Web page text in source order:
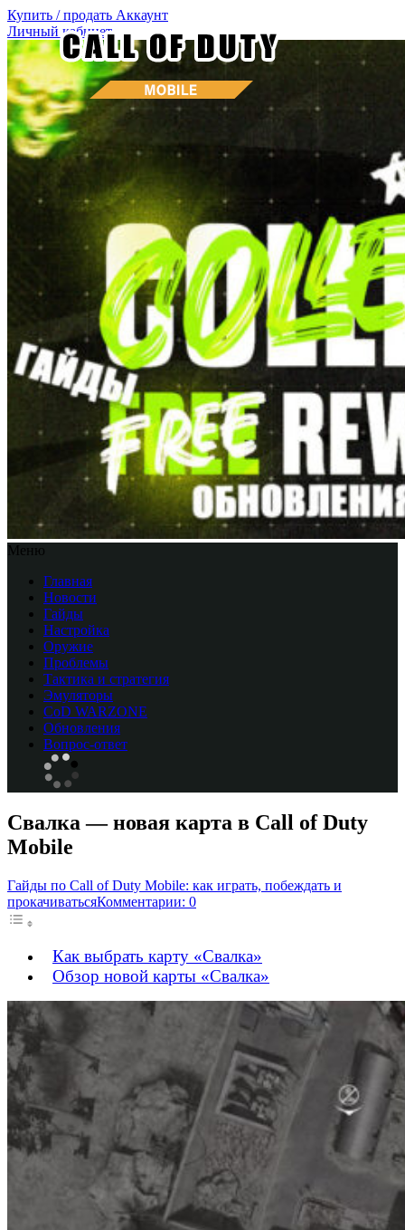
Купить / продать Аккаунт
Личный кабинет
Меню
Главная
Новости
Гайды
Настройка
Оружие
Проблемы
Тактика и стратегия
Эмуляторы
CоD WARZONE
Обновления
Вопрос-ответ
Свалка — новая карта в Call of Duty
Mobile
Гайды по Call of Duty Mobile: как играть, побеждать и
прокачиватьсяКомментарии: 0
Как выбрать карту «Свалка»
Обзор новой карты «Свалка»